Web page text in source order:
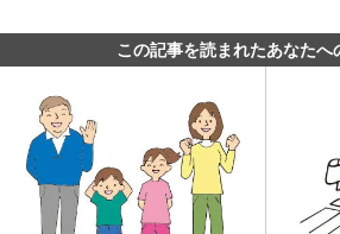
この記事を読まれたあなたへ